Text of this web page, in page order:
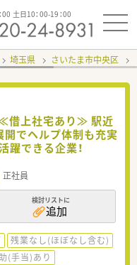
00 土日10：00-19：00
埼玉県 さいたま市中央区
≪借上社宅あり≫ 駅近
でヘルプ体制も充実
できる企業！
正社員
検討リストに
追加
残業なし(ほぼなし含む)
(手当)あり